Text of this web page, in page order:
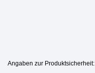
Angaben zur Produktsicherheit: